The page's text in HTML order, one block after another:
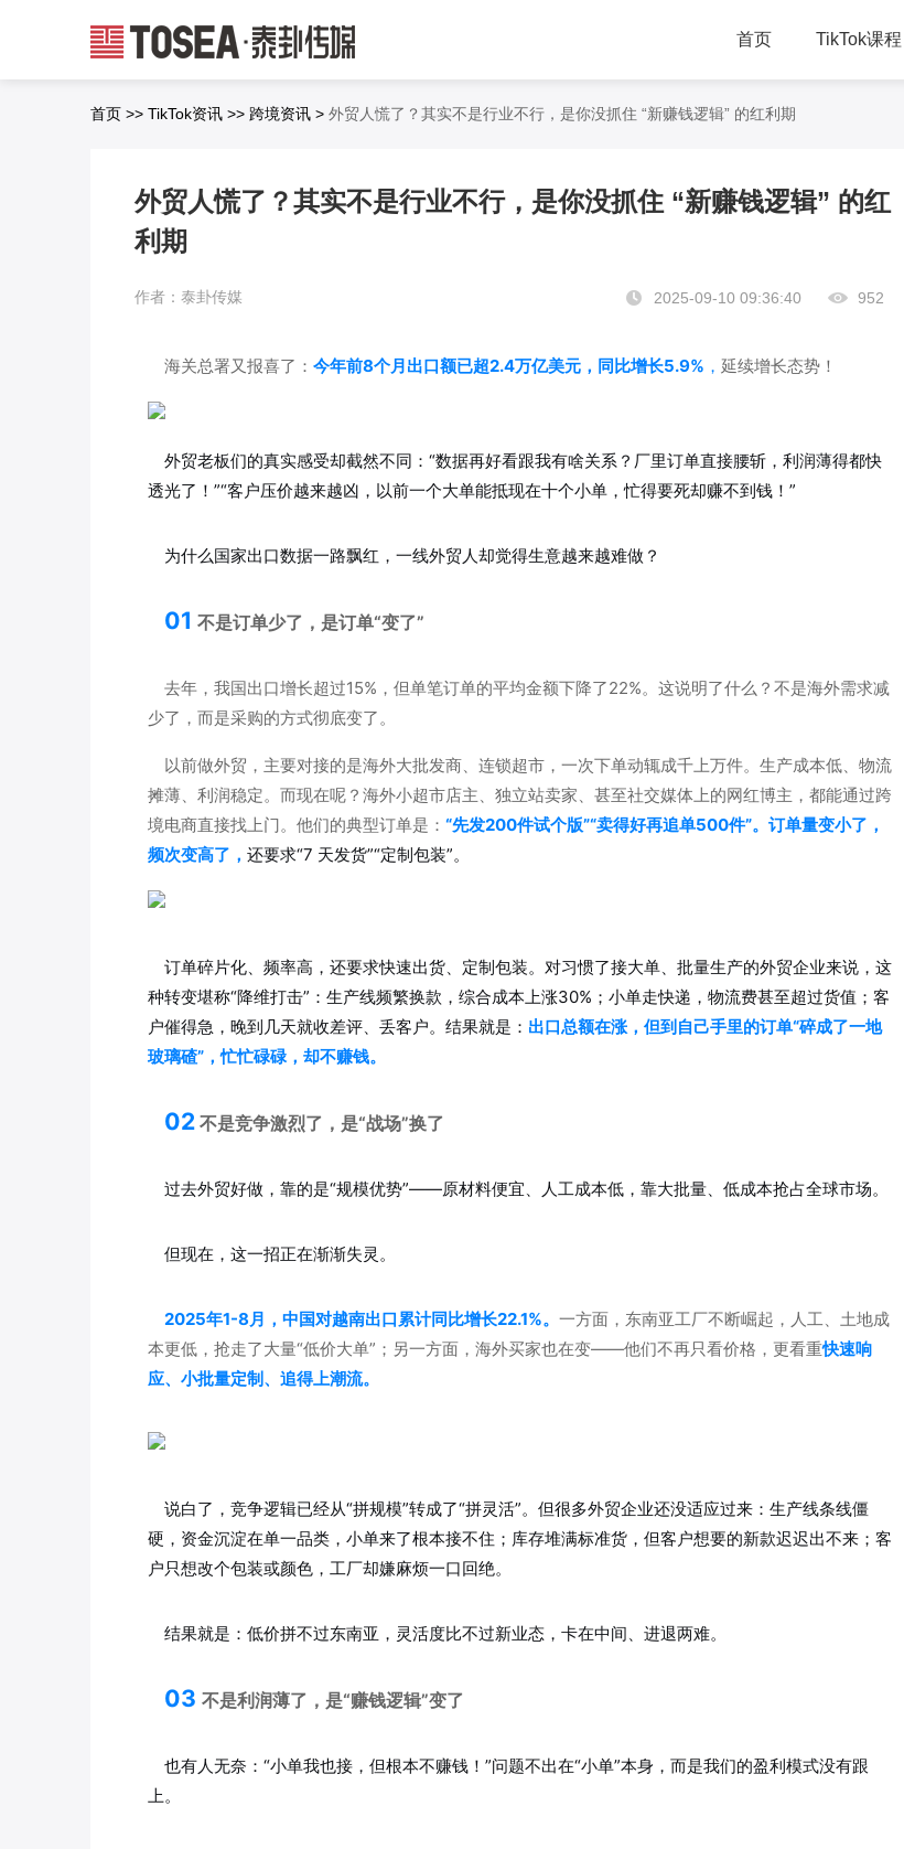
首页 TikTok课程
TikTok赋能方案
首页 >> TikTok资讯 >> 跨境资讯 > 外贸人慌了？其实不是行业不行，是你没抓住 “新赚钱逻辑” 的红利期
外贸人慌了？其实不是行业不行，是你没抓住 “新赚钱逻辑” 的红
利期
作者：泰卦传媒 2025-09-10 09:36:40 952
海关总署又报喜了： 今年前8个月出口额已超2.4万亿美元，同比增长5.9% ， 延续增长态势！
外贸老板们的真实感受却截然不同：“数据再好看跟我有啥关系？厂里订单直接腰斩，利润薄得都快
透光了！”“客户压价越来越凶，以前一个大单能抵现在十个小单，忙得要死却赚不到钱！”
为什么国家出口数据一路飘红，一线外贸人却觉得生意越来越难做？
01 不是订单少了，是订单“变了”
去年，我国出口增长超过15%，但单笔订单的平均金额下降了22%。这说明了什么？不是海外需求减
少了，而是采购的方式彻底变了。
以前做外贸，主要对接的是海外大批发商、连锁超市，一次下单动辄成千上万件。生产成本低、物流
摊薄、利润稳定。而现在呢？海外小超市店主、独立站卖家、甚至社交媒体上的网红博主，都能通过跨
境电商直接找上门。他们的典型订单是： “先发200件试个版”“卖得好再追单500件”。订单量变小了，
频次变高了， 还要求“7 天发货”“定制包装”。
订单碎片化、频率高，还要求快速出货、定制包装。对习惯了接大单、批量生产的外贸企业来说，这
种转变堪称“降维打击”：生产线频繁换款，综合成本上涨30%；小单走快递，物流费甚至超过货值；客
户催得急，晚到几天就收差评、丢客户。结果就是： 出口总额在涨，但到自己手里的订单“碎成了一地
玻璃碴”，忙忙碌碌，却不赚钱。
02 不是竞争激烈了，是“战场”换了
过去外贸好做，靠的是“规模优势”——原材料便宜、人工成本低，靠大批量、低成本抢占全球市场。
但现在，这一招正在渐渐失灵。
2025年1-8月，中国对越南出口累计同比增长22.1%。 一方面，东南亚工厂不断崛起，人工、土地成
本更低，抢走了大量“低价大单”；另一方面，海外买家也在变——他们不再只看价格，更看重快速响
应、小批量定制、追得上潮流。
说白了，竞争逻辑已经从“拼规模”转成了“拼灵活”。但很多外贸企业还没适应过来：生产线条线僵
硬，资金沉淀在单一品类，小单来了根本接不住；库存堆满标准货，但客户想要的新款迟迟出不来；客
户只想改个包装或颜色，工厂却嫌麻烦一口回绝。
结果就是：低价拼不过东南亚，灵活度比不过新业态，卡在中间、进退两难。
03 不是利润薄了，是“赚钱逻辑”变了
也有人无奈：“小单我也接，但根本不赚钱！”问题不出在“小单”本身，而是我们的盈利模式没有跟
上。